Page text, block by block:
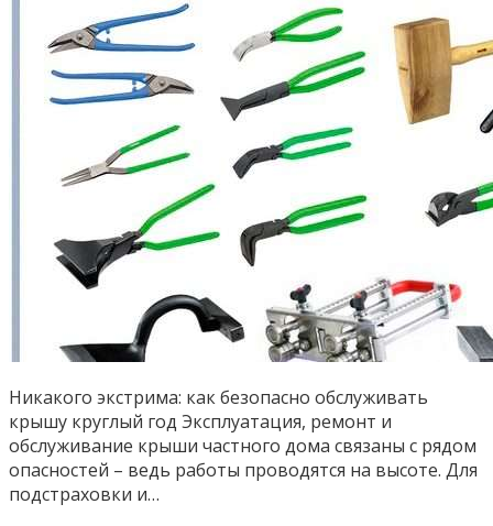
Никакого экстрима: как безопасно обслуживать
крышу круглый год Эксплуатация, ремонт и
обслуживание крыши частного дома связаны с рядом
опасностей – ведь работы проводятся на высоте. Для
подстраховки и…